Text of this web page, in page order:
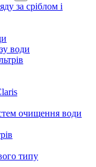
за сріблом і
води
очищення води
типу